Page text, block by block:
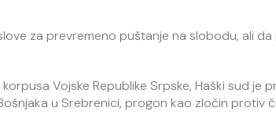
za prevremeno puštanje na slobodu, ali
Vojske Republike Srpske, Haški sud je
u Srebrenici, progon kao zločin protiv